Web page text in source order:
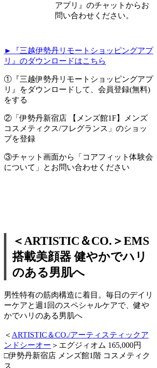
アプリ』のチャットからお
問い合わせください。
►『三越伊勢丹リモートショッピングアプ
リ』のダウンロードはこちら
①『三越伊勢丹リモートショッピングアプ
リ 』をダウンロードして、会員登録(無料)
をする
②「伊勢丹新宿店 【メンズ館1F】メンズ
コスメティクス/フレグランス 」のショッ
プを登録
③チャット画面から「コアフィット体験会
について」とお問い合わせください
＜ARTISTIC＆CO.＞EMS
搭載美顔器 健やかでハリ
のある男肌へ
男性特有の筋肉構造に着目。毎日のデイリ
ーケアと週1回のスペシャルケアで、健や
かでハリのある男肌へ
＜ ARTISTIC＆CO./アーティスティックア
ンドシーオー ＞エグジィオム 165,000円
□伊勢丹新宿店 メンズ館1階 コスメティク
ス